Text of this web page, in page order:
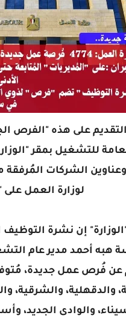
للتشغيل بمقر
وعناوين الشركات
لوزارة العمل على
هبه أحمد مدير عام
والدقهلية،
والوادى